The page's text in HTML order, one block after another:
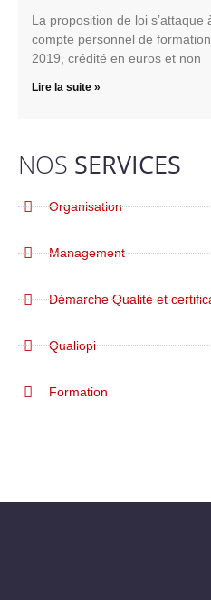
La proposition de loi s’attaque
compte personnel de
2019, crédité en euros et non
Lire la suite »
NOS SERVICES
Organisation
Management
Démarche Qualité et
Qualiopi
Formation